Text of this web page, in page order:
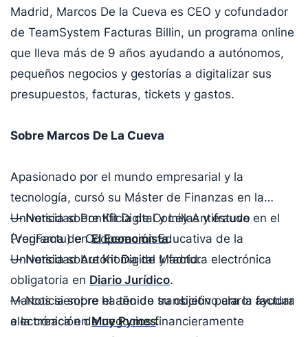
Madrid, Marcos De la Cueva es CEO y cofundador
de TeamSystem Facturas Billin, un programa online
que lleva más de 9 años ayudando a autónomos,
pequeños negocios y gestorías a digitalizar sus
presupuestos, facturas, tickets y gastos.
Sobre Marcos De La Cueva
Apasionado por el mundo empresarial y la
tecnología, cursó su Máster de Finanzas en la
Universidad Pontificia de Comillas y estuvo en el
Programa de Cooperación Educativa de la
Universidad Autónoma de Madrid.
Marcos siempre ha tenido su objetivo claro: ayudar
a la creación de negocios financieramente
— Noticia sobre Kit Digital y Ley Antifraude
(VeriFactu) enEl Economista.
— Noticia sobre Kit Digital y factura electrónica
obligatoria en Diario Jurídico.
— Noticia sobre el año de transición para la factura
electrónica enMuy Pymes.